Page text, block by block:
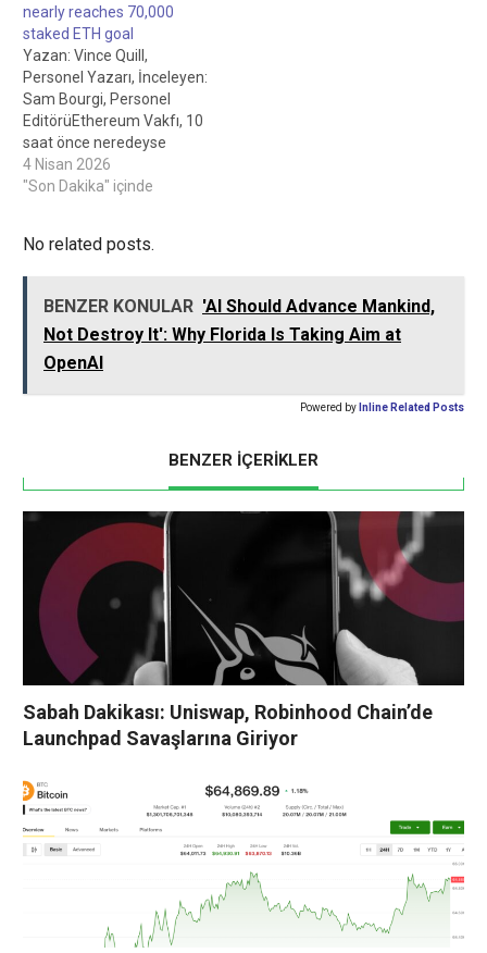
nearly reaches 70,000
staked ETH goal
Yazan: Vince Quill,
Personel Yazarı, İnceleyen:
Sam Bourgi, Personel
EditörüEthereum Vakfı, 10
saat önce neredeyse
70.000 stake edilmiş ETH
hedefine ulaştı Kâr amacı
kısa bir süre önce Şubat
ayının sonunda açıkladığı
İlgili: Ethereum Vakfı, OTC
anlaşmasında…
4 Nisan 2026
"Son Dakika" içinde
No related posts.
BENZER KONULAR 'AI Should Advance Mankind,
Not Destroy It': Why Florida Is Taking Aim at
OpenAI
Powered by Inline Related Posts
BENZER İÇERİKLER
Sabah Dakikası: Uniswap, Robinhood Chain’de
Launchpad Savaşlarına Giriyor